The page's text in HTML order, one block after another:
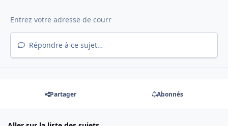
Répondre à ce sujet…
Partager Abonnés